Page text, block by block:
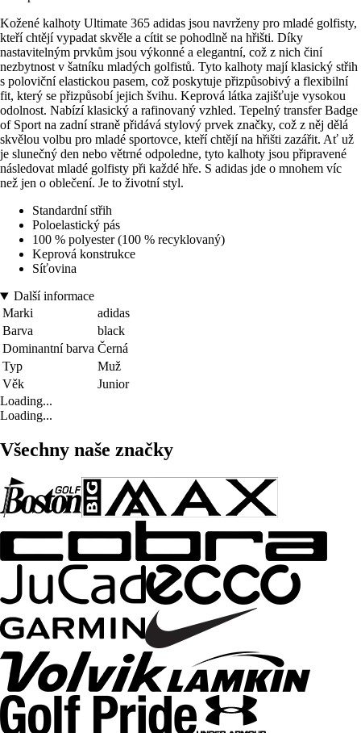
Kožené kalhoty Ultimate 365 adidas jsou navrženy pro mladé golfisty,
kteří chtějí vypadat skvěle a cítit se pohodlně na hřišti. Díky
nastavitelným prvkům jsou výkonné a elegantní, což z nich činí
nezbytnost v šatníku mladých golfistů. Tyto kalhoty mají klasický střih
s poloviční elastickou pasem, což poskytuje přizpůsobivý a flexibilní
fit, který se přizpůsobí jejich švihu. Keprová látka zajišťuje vysokou
odolnost. Nabízí klasický a rafinovaný vzhled. Tepelný transfer Badge
of Sport na zadní straně přidává stylový prvek značky, což z něj dělá
skvělou volbu pro mladé sportovce, kteří chtějí na hřišti zazářit. Ať už
je slunečný den nebo větrné odpoledne, tyto kalhoty jsou připravené
následovat mladé golfisty při každé hře. S adidas jde o mnohem víc
než jen o oblečení. Je to životní styl.
Standardní střih
Poloelastický pás
100 % polyester (100 % recyklovaný)
Keprová konstrukce
Síťovina
Další informace
Marki
adidas
Barva
black
Dominantní barva Černá
Typ
Muž
Věk
Junior
Loading...
Loading...
Všechny naše značky